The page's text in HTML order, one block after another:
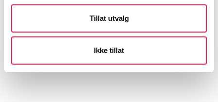
Tillat utvalg
Ikke tillat